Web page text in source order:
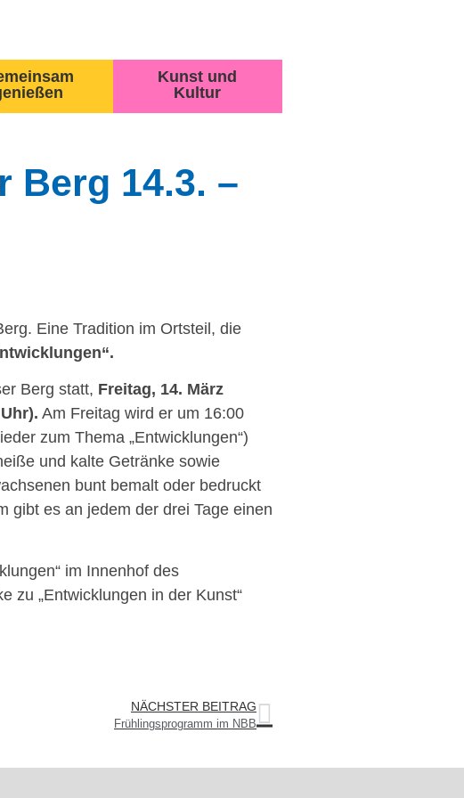
Kunst und
Kultur
Berg 14.3. –
Eine Tradition im Ortsteil, die
Berg statt, Freitag, 14. März
Am Freitag wird er um 16:00
zum Thema „Entwicklungen“)
und kalte Getränke sowie
bunt bemalt oder bedruckt
gibt es an jedem der drei Tage einen
im Innenhof des
zu „Entwicklungen in der Kunst“
NÄCHSTER BEITRAG
Frühlingsprogramm im NBB